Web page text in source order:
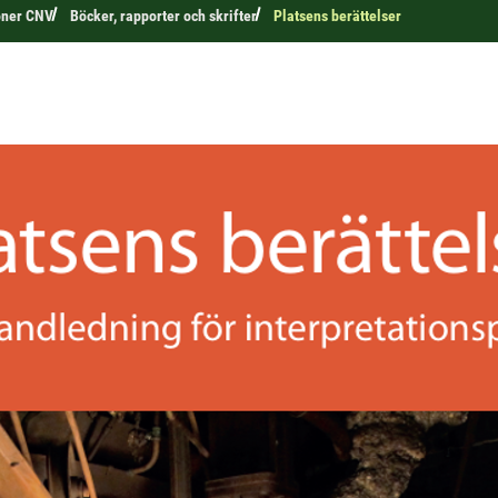
CNV Böcker, rapporter och skrifter Platsens berättelser